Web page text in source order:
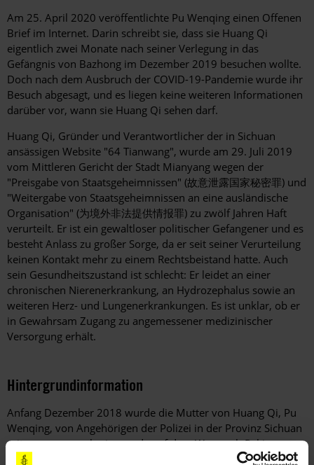
Am 25. April 2020 veröffentlichte Pu Wenqing einen Offenen
Brief im Internet. Darin schreibt sie, dass sie Huang Qi
eigentlich zwei Monate nach seiner Verlegung in das
Gefängnis von Bazhong im Dezember 2019 besuchen wollte.
Doch nach dem Ausbruch der COVID-19-Pandemie wurde ihr
Besuch abgesagt, und es liegen keine weiteren Informationen
darüber vor, wann sie Huang Qi sehen darf.
Huang Qi, Gründer und Verantwortlicher der in Sichuan
ansässigen Website "64 Tianwang", wurde am 29. Juli 2019
vom Mittleren Gericht der Stadt Mianyang wegen der
"Preisgabe von Staatsgeheimnissen" (故意泄露国家秘密罪) und
"Weitergabe von Staatsgeheimnissen an eine ausländische
Organisation" (为境外非法提供情报罪) zu zwölf Jahren Haft
verurteilt. Er ist ein gewaltloser politischer Gefangener und es
besteht Anlass zu großer Sorge, da er seit seiner Verurteilung
keinen Kontakt mehr zu einem Rechtsbeistand hatte. Auch
sein Gesundheitszustand ist schlecht: Er leidet an einer
chronischen Nierenerkrankung, an Hydrozephalus sowie an
weiteren Herz- und Lungenerkrankungen. Es ist unklar, ob er
in Gewahrsam Zugang zu angemessener medizinischer
Versorgung erhält.
Hintergrundinformation
Hintergrund
Anfang Dezember 2018 wurde die Mutter von Huang Qi, Pu
Wenqing, von Angehörigen der Polizei in der Provinz Sichuan
mitgenommen, als sie gerade auf dem Weg nach Peking war,
um diplomatischen Beistand für ihren Sohn zu erbitten. Laut